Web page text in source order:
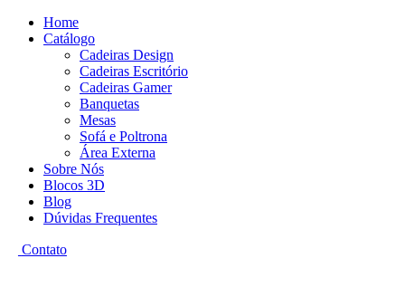
Home
Catálogo
Cadeiras Design
Cadeiras Escritório
Cadeiras Gamer
Banquetas
Mesas
Sofá e Poltrona
Área Externa
Sobre Nós
Blocos 3D
Blog
Dúvidas Frequentes
Contato